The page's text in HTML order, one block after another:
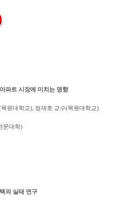
파트 시장에 미치는 영향
원대학교), 정재호 교수(목원대학교)
문대학)
의 실태 연구